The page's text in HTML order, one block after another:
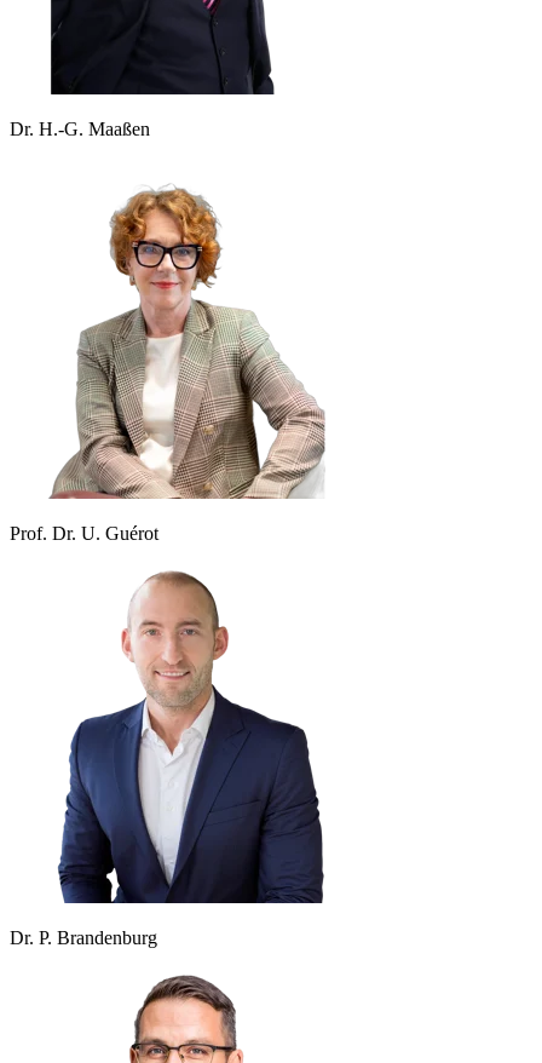
Dr. H.-G. Maaßen
Prof. Dr. U. Guérot
Dr. P. Brandenburg